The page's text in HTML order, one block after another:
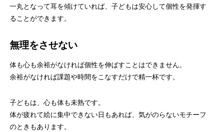
一丸となって耳を傾けていれば、子どもは安心して個性を発揮す
ることができます。
無理をさせない
体も心も余裕がなければ個性を伸ばすことはできません。
余裕がなければ課題や時間をこなすだけで精一杯です。
子どもは、心も体も未熟です。
体が疲れて絵に集中できない日もあれば、気がのらないモチーフ
のときもあります。